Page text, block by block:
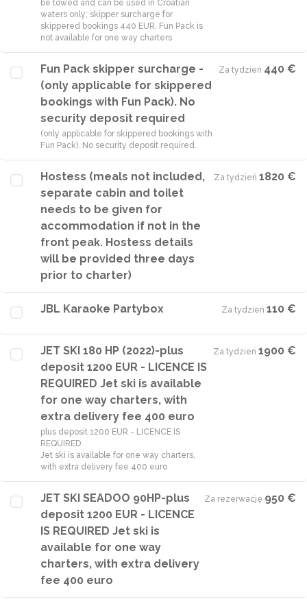
be towed and can be used in Croatian
waters only; skipper surcharge for
skippered bookings 440 EUR. Fun Pack is
not available for one way charters
Fun Pack skipper surcharge -
(only applicable for skippered
bookings with Fun Pack). No
security deposit required
(only applicable for skippered bookings with
Fun Pack). No security deposit required.
Za tydzień·440 €
Hostess (meals not included,
separate cabin and toilet
needs to be given for
accommodation if not in the
front peak. Hostess details
will be provided three days
prior to charter)
Za tydzień·1820 €
JBL Karaoke Partybox Za tydzień·110 €
JET SKI 180 HP (2022)-plus
deposit 1200 EUR - LICENCE IS
REQUIRED Jet ski is available
for one way charters, with
extra delivery fee 400 euro
plus deposit 1200 EUR - LICENCE IS
REQUIRED
Jet ski is available for one way charters,
with extra delivery fee 400 euro
Za tydzień·1900 €
JET SKI SEADOO 90HP-plus
deposit 1200 EUR - LICENCE
IS REQUIRED Jet ski is
available for one way
charters, with extra delivery
fee 400 euro
Za rezerwację·950 €